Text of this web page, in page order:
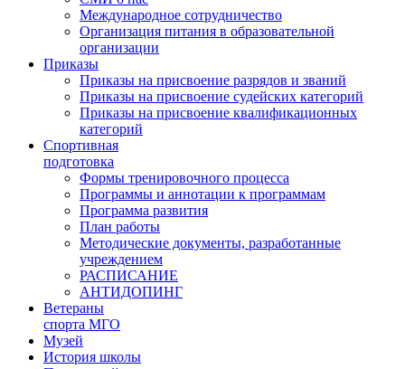
Международное сотрудничество
Организация питания в образовательной
организации
Приказы
Приказы на присвоение разрядов и званий
Приказы на присвоение судейских категорий
Приказы на присвоение квалификационных
категорий
Спортивная
подготовка
Формы тренировочного процесса
Программы и аннотации к программам
Программа развития
План работы
Методические документы, разработанные
учреждением
РАСПИСАНИЕ
АНТИДОПИНГ
Ветераны
спорта МГО
Музей
История школы